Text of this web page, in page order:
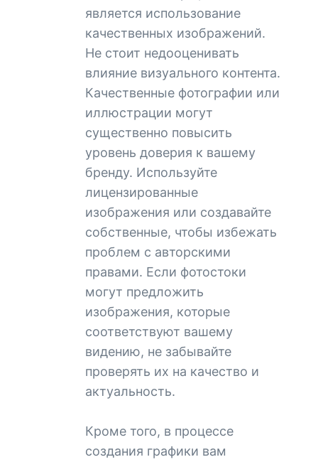
является использование
качественных изображений.
Не стоит недооценивать
влияние визуального контента.
Качественные фотографии или
иллюстрации могут
существенно повысить
уровень доверия к вашему
бренду. Используйте
лицензированные
изображения или создавайте
собственные, чтобы избежать
проблем с авторскими
правами. Если фотостоки
могут предложить
изображения, которые
соответствуют вашему
видению, не забывайте
проверять их на качество и
актуальность.
Кроме того, в процессе
создания графики вам